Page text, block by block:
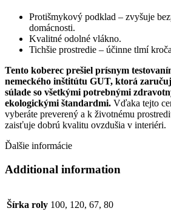
Protišmykový podklad – zvyšuje
domácnosti.
Kvalitné odolné vlákno.
Tichšie prostredie – účinne tlmí
Tento koberec prešiel prísnym
nemeckého inštitútu GUT, ktorá
súlade so všetkými potrebnými
ekologickými štandardmi. Vďaka tejto
vyberáte preverený a k životnému
zaisťuje dobrú kvalitu ovzdušia v interiéri.
Ďalšie informácie
Additional information
Šírka roly 100, 120, 67, 80